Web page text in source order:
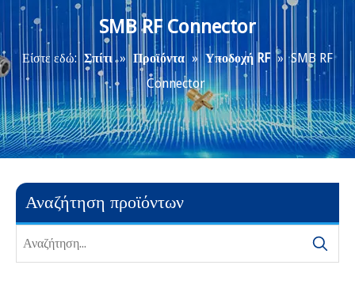
SMB RF Connector
Είστε εδώ: Σπίτι » Προϊόντα » Υποδοχή RF » SMB RF
Connector
Αναζήτηση προϊόντων